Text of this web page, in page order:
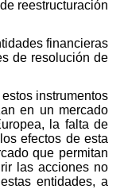
reestructuración
financieras
de resolución de
instrumentos
en un mercado
la falta de
efectos de esta
que permitan
las acciones no
entidades, a